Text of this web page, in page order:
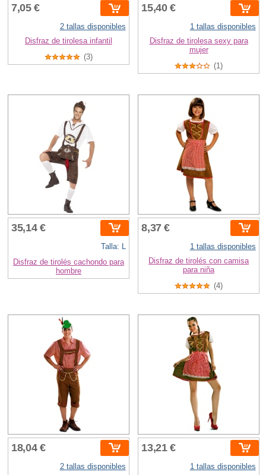
7,05 €
2 tallas disponibles
Disfraz de tirolesa infantil
(3)
15,40 €
1 tallas disponibles
Disfraz de tirolesa sexy para
mujer
(1)
35,14 €
Talla: L
Disfraz de tirolés cachondo para
hombre
8,37 €
1 tallas disponibles
Disfraz de tirolés con camisa
para niña
(4)
18,04 €
2 tallas disponibles
13,21 €
1 tallas disponibles